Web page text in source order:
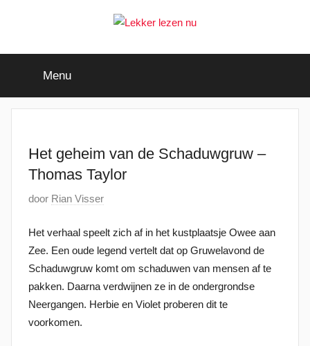
Lekker
lezen
kinderboeken
Menu
Het geheim van de Schaduwgruw –
Thomas Taylor
G
p
l
a
a
t
s
door Rian Visser
Het verhaal speelt zich af in het kustplaatsje Owee aan
Zee. Een oude legend vertelt dat op Gruwelavond de
Schaduwgruw komt om schaduwen van mensen af te
pakken. Daarna verdwijnen ze in de ondergrondse
Neergangen. Herbie en Violet proberen dit te
voorkomen.